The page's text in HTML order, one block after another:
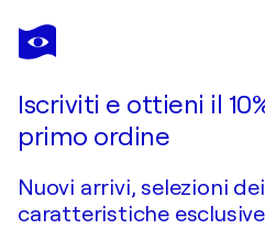
SHELTON
WALSMITH
Chiedi un'opera
Iscriviti e ottieni il
primo ordine
Nuovi arrivi, selezioni
caratteristiche